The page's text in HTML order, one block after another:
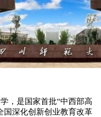
，是国家首批“中西部高
国深化创新创业教育改革